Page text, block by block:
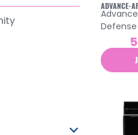
ADVANCE-
adulte
agneau